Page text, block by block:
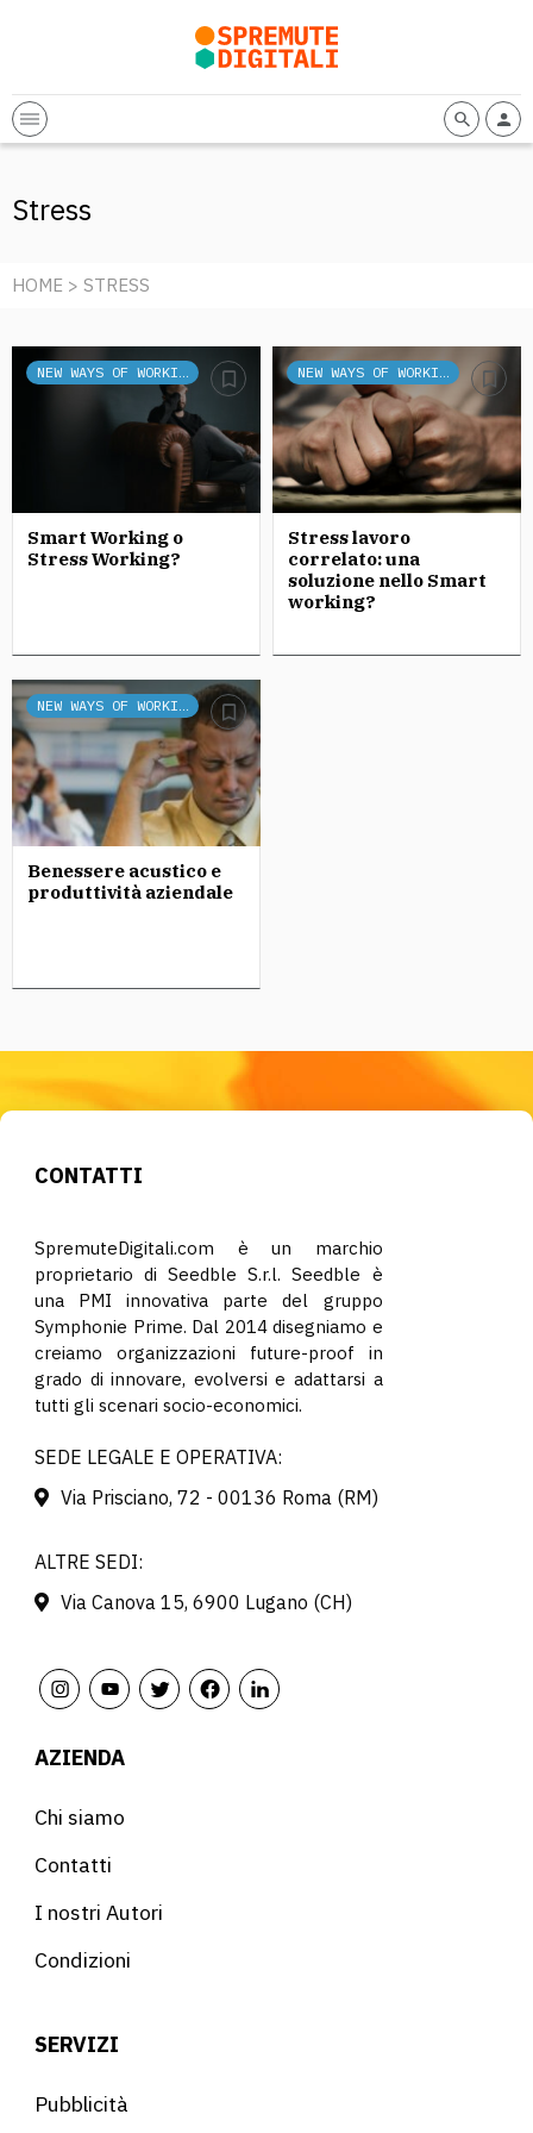
Stress
HOME > STRESS
NEW WAYS OF WORKING
Smart Working o
Stress Working?
NEW WAYS OF WORKING
Stress lavoro
correlato: una
soluzione nello Smart
working?
NEW WAYS OF WORKING
Benessere acustico e
produttività aziendale
CONTATTI
SpremuteDigitali.com è un marchio
proprietario di Seedble S.r.l. Seedble è
una PMI innovativa parte del gruppo
Symphonie Prime. Dal 2014 disegniamo e
creiamo organizzazioni future-proof in
grado di innovare, evolversi e adattarsi a
tutti gli scenari socio-economici.
SEDE LEGALE E OPERATIVA:
Via Prisciano, 72 - 00136 Roma (RM)
ALTRE SEDI:
Via Canova 15, 6900 Lugano (CH)
AZIENDA
Chi siamo
Contatti
I nostri Autori
Condizioni
SERVIZI
Pubblicità